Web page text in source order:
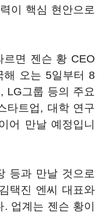
이 핵심 현안으로
르면 젠슨 황 CEO
해 오는 5일부터 8
LG그룹 등의 주요
타트업, 대학 연구
어 만날 예정입니
등과 만날 것으로
택진 엔씨 대표와
업계는 젠슨 황이